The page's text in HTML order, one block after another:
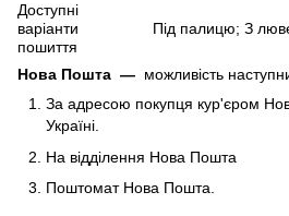
Доступні
варіанти
пошиття
Під палицю; З
Нова Пошта — можливість
За адресою покупця кур'єром
Україні.
На відділення Нова Пошта
Поштомат Нова Пошта.